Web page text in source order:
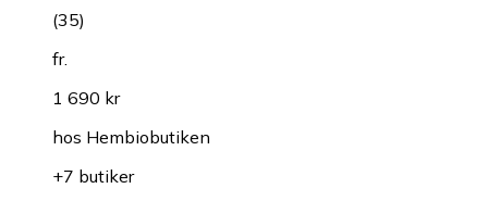
(35)
fr.
1 690 kr
hos Hembiobutiken
+7 butiker